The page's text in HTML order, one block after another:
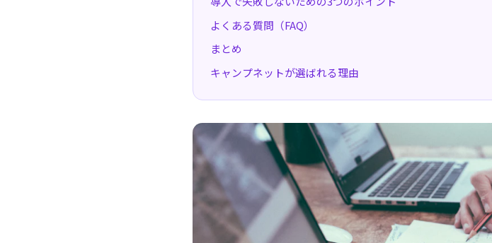
よくある質問（FAQ）
まとめ
キャンプネットが選ばれる理由